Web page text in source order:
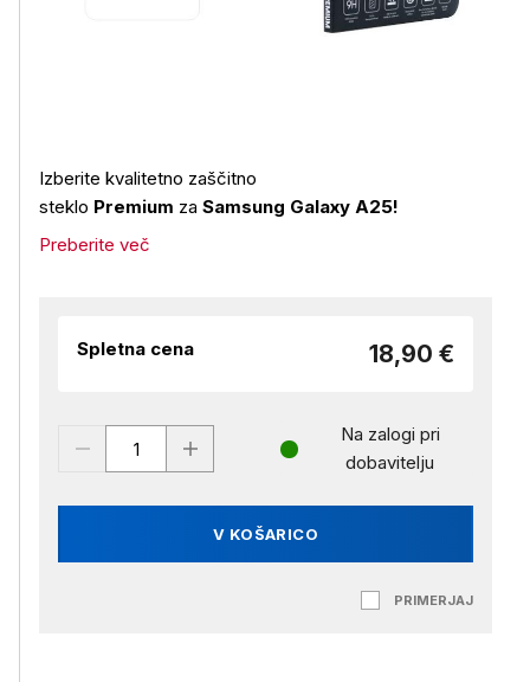
Izberite kvalitetno zaščitno
steklo Premium za Samsung Galaxy A25!
Preberite več
Spletna cena 18,90 €
V KOŠARICO
Na zalogi pri
dobavitelju
PRIMERJAJ